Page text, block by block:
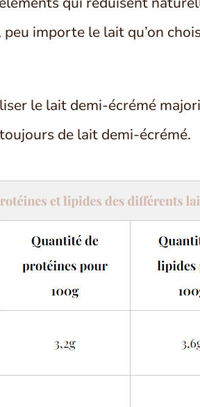
importe le lait qu’on
le lait demi-écrémé
de lait demi-écrémé.